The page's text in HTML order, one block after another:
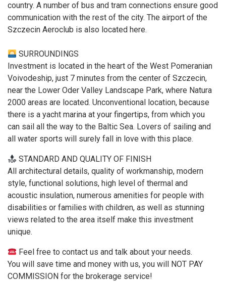
country. A number of bus and tram connections ensure good
communication with the rest of the city. The airport of the
Szczecin Aeroclub is also located here.
SURROUNDINGS
Investment is located in the heart of the West Pomeranian
Voivodeship, just 7 minutes from the center of Szczecin,
near the Lower Oder Valley Landscape Park, where Natura
2000 areas are located. Unconventional location, because
there is a yacht marina at your fingertips, from which you
can sail all the way to the Baltic Sea. Lovers of sailing and
all water sports will surely fall in love with this place.
STANDARD AND QUALITY OF FINISH
All architectural details, quality of workmanship, modern
style, functional solutions, high level of thermal and
acoustic insulation, numerous amenities for people with
disabilities or families with children, as well as stunning
views related to the area itself make this investment
unique.
Feel free to contact us and talk about your needs.
You will save time and money with us, you will NOT PAY
COMMISSION for the brokerage service!